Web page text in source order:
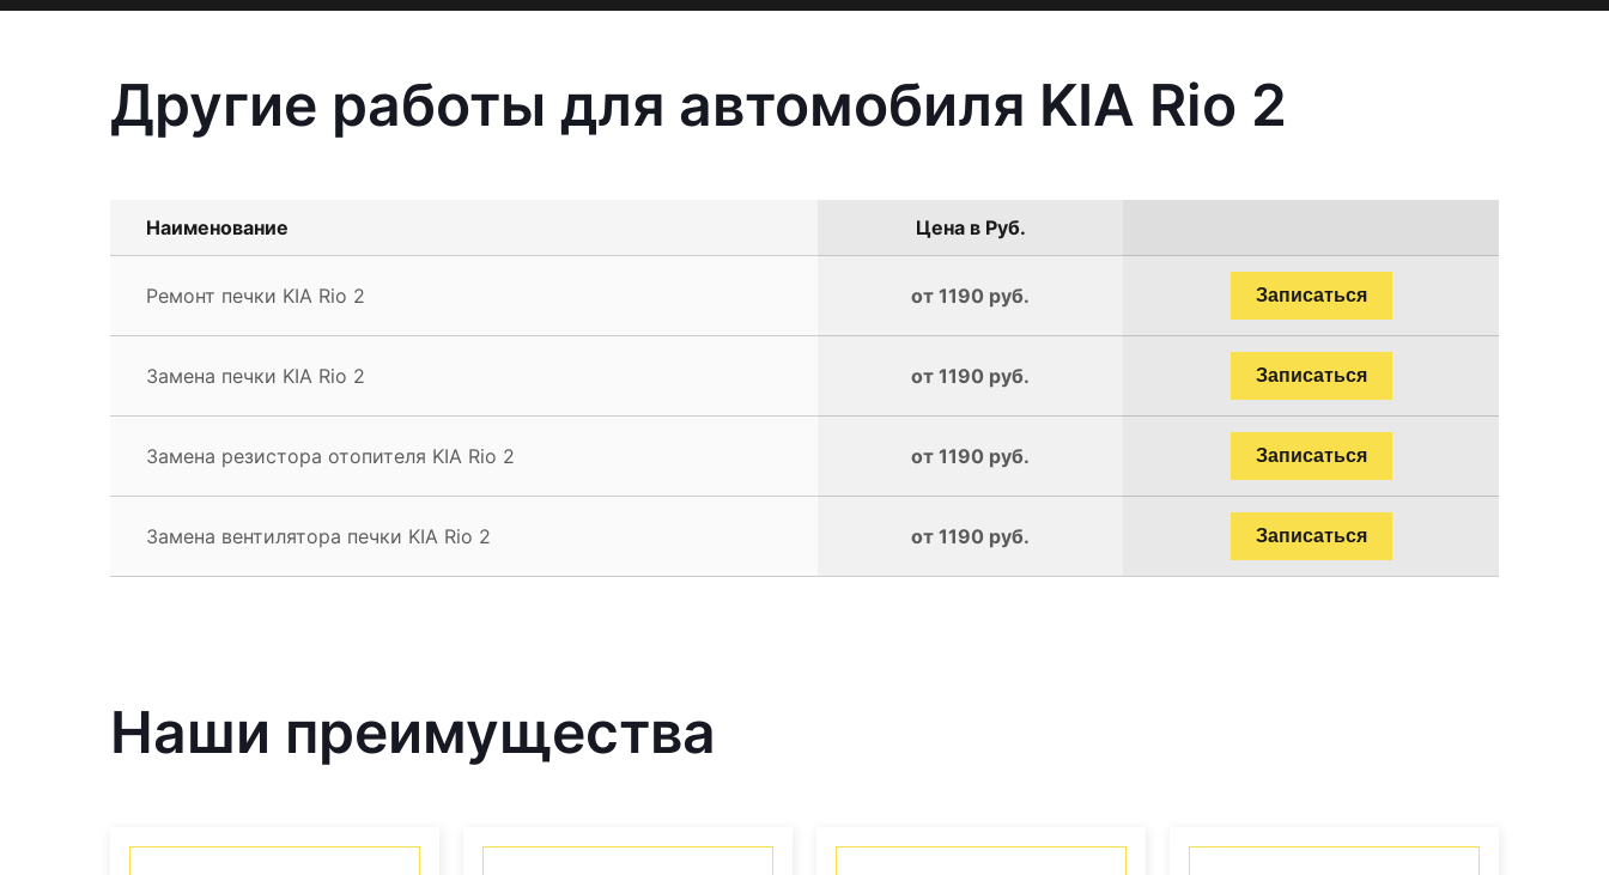
Другие работы для автомобиля KIA Rio 2
Наименование Цена в Руб.
Ремонт печки KIA Rio 2 от 1190 руб. Записаться
Замена печки KIA Rio 2 от 1190 руб. Записаться
Замена резистора отопителя KIA Rio 2 от 1190 руб. Записаться
Замена вентилятора печки KIA Rio 2 от 1190 руб. Записаться
Наши преимущества